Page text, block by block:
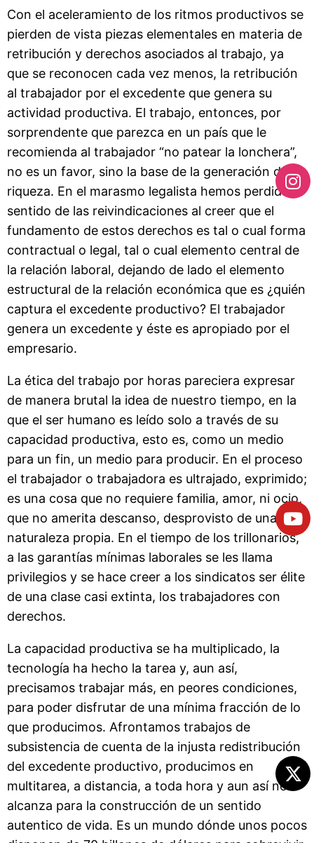
Con el aceleramiento de los ritmos productivos se
pierden de vista piezas elementales en materia de
retribución y derechos asociados al trabajo, ya
que se reconocen cada vez menos, la retribución
al trabajador por el excedente que genera su
actividad productiva. El trabajo, entonces, por
sorprendente que parezca en un país que le
recomienda al trabajador “no patear la lonchera”,
no es un favor, sino la base de la generación de la
riqueza. En el marasmo legalista hemos perdido el
sentido de las reivindicaciones al creer que el
fundamento de estos derechos es tal o cual forma
contractual o legal, tal o cual elemento central de
la relación laboral, dejando de lado el elemento
estructural de la relación económica que es ¿quién
captura el excedente productivo? El trabajador
genera un excedente y éste es apropiado por el
empresario.
La ética del trabajo por horas pareciera expresar
de manera brutal la idea de nuestro tiempo, en la
que el ser humano es leído solo a través de su
capacidad productiva, esto es, como un medio
para un fin, un medio para producir. En el proceso
el trabajador o trabajadora es ultrajado, exprimido;
es una cosa que no requiere familia, amor, ni ocio,
que no amerita descanso, desprovisto de una
naturaleza propia. En el tiempo de los trillonarios,
a las garantías mínimas laborales se les llama
privilegios y se hace creer a los sindicatos ser élite
de una clase casi extinta, los trabajadores con
derechos.
La capacidad productiva se ha multiplicado, la
tecnología ha hecho la tarea y, aun así,
precisamos trabajar más, en peores condiciones,
para poder disfrutar de una mínima fracción de lo
que producimos. Afrontamos trabajos de
subsistencia de cuenta de la injusta redistribución
del excedente productivo, producimos en
multitarea, a distancia, a toda hora y aun así no
alcanza para la construcción de un sentido
autentico de vida. Es un mundo dónde unos pocos